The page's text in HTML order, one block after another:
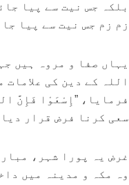
بلکہ جس نیت سے پیا
زم زم جس نیت سے پیا
یہاں صفا و مروہ ہیں
اللہ کے دین کی
فرمایا، ”إِسْعَوْا فَإِنَّ
سعی کرنا فرض قرار دیا
غرض یہ پورا شہر،
وہ مکہ و مدینہ میں داخل